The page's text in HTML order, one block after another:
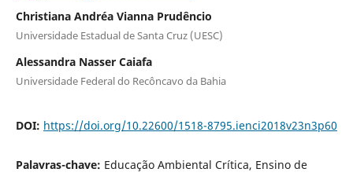
Christiana Andréa Vianna Prudêncio
Universidade Estadual de Santa Cruz (UESC)
Alessandra Nasser Caiafa
Universidade Federal do Recôncavo da Bahia
DOI: https://doi.org/10.22600/1518-8795.ienci2018v23n3p60
Palavras-chave: Educação Ambiental Crítica, Ensino de